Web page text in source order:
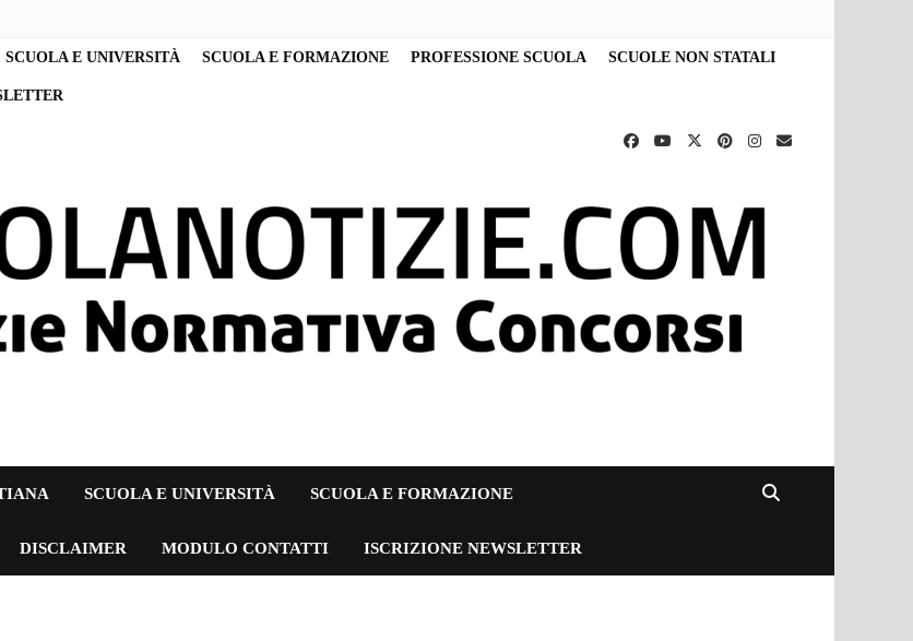
SCUOLA E UNIVERSITÀ SCUOLA E FORMAZIONE PROFESSIONE SCUOLA SCUOLE NON STATALI
SCUOLA E UNIVERSITÀ SCUOLA E FORMAZIONE
DISCLAIMER MODULO CONTATTI ISCRIZIONE NEWSLETTER